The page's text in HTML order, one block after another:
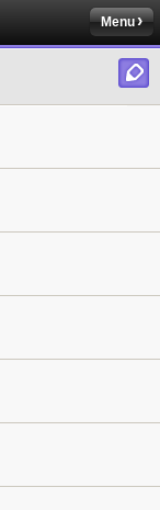
Menu
00:12
00:13
리니 적응이 안되요
식버전 올라오면 답